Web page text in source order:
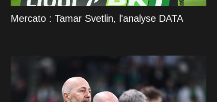
Mercato : Tamar Svetlin, l'analyse DATA